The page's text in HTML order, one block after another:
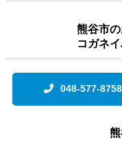
熊谷市
コガネ
048-577-8758